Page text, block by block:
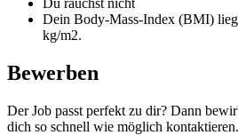
Dein Body-Mass-Index (BMI)
kg/m2.
Bewerben
Der Job passt perfekt zu dir? Dann
dich so schnell wie möglich kontaktieren.